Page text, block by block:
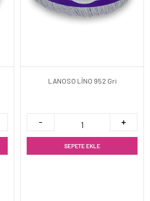
LANOSO LİNO 952 Gri
SEPETE EKLE